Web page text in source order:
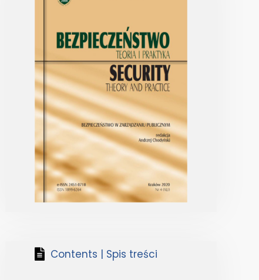
Contents | Spis treści